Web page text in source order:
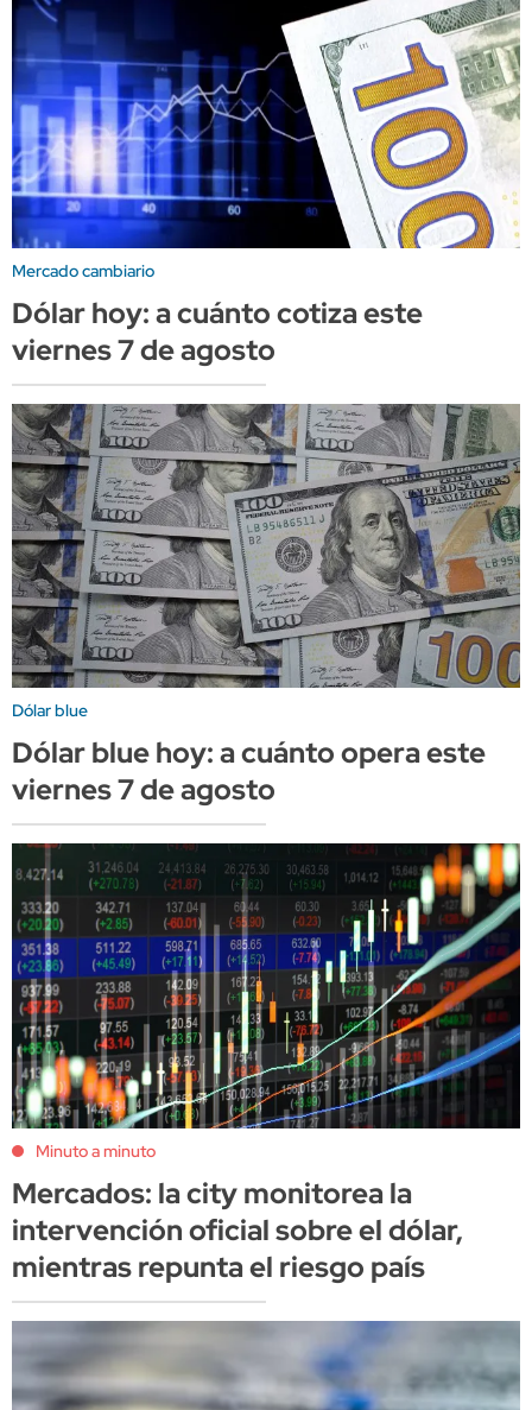
Mercado cambiario
Dólar hoy: a cuánto cotiza este
viernes 7 de agosto
Dólar blue
Dólar blue hoy: a cuánto opera este
viernes 7 de agosto
Minuto a minuto
Mercados: la city monitorea la
intervención oficial sobre el dólar,
mientras repunta el riesgo país